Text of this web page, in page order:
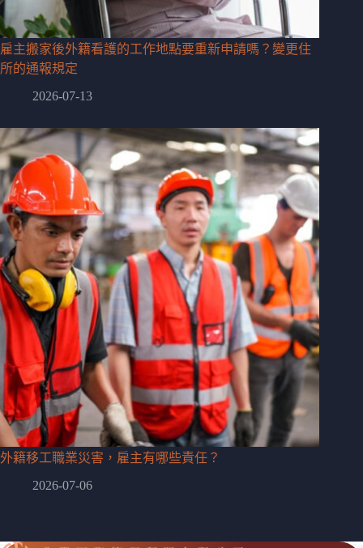
雇主搬家後外籍看護的工作地點要重新申請嗎？變更住
所的通報規定
2026-07-13
外籍移工職業災害，雇主有哪些責任？
2026-07-06